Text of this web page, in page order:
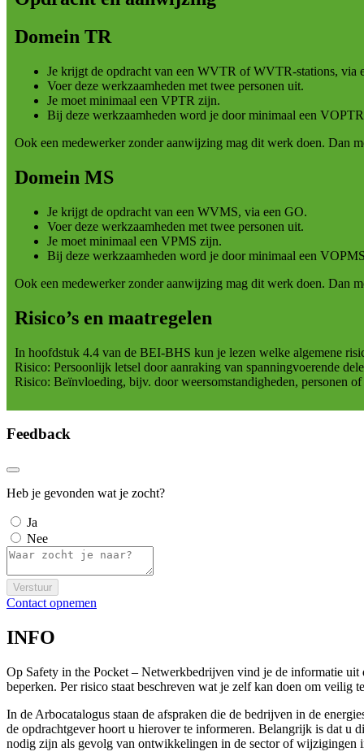
Domein TR
Je krijgt de opdracht van een WVTR of WVTR-stations, via
Voer deze werkzaamheden met twee personen uit.
Je moet minimaal een VPTR zijn.
Bij deze werkzaamheden word je door minimaal een
Ook een medewerker zonder aanwijzing mag dit werk doen. Dan
Domein MS
Je krijgt de opdracht van een WVMS, via een GO.
Voer deze werkzaamheden met twee personen uit.
Je moet minimaal een VPMS zijn.
Bij deze werkzaamheden word je door minimaal een
Ook een medewerker zonder aanwijzing mag dit werk doen. Dan
Risico’s en maatregelen
In hoofdstuk 4.4 van de BEI-BHS kun je lezen welke algemene
Risico: Persoonlijk letsel door aanraking van spanningvoerende
Risico: Beïnvloeding, bijv. door weersomstandigheden, personen
Feedback
Heb je gevonden wat je zocht?
Ja
Nee
Verstuur
Contact opnemen
INFO
Op Safety in the Pocket – Netwerkbedrijven vind je de informatie uit
beperken. Per risico staat beschreven wat je zelf kan doen om
In de Arbocatalogus staan de afspraken die de bedrijven in de
de opdrachtgever hoort u hierover te informeren. Belangrijk is dat u
nodig zijn als gevolg van ontwikkelingen in de sector of wijzigingen